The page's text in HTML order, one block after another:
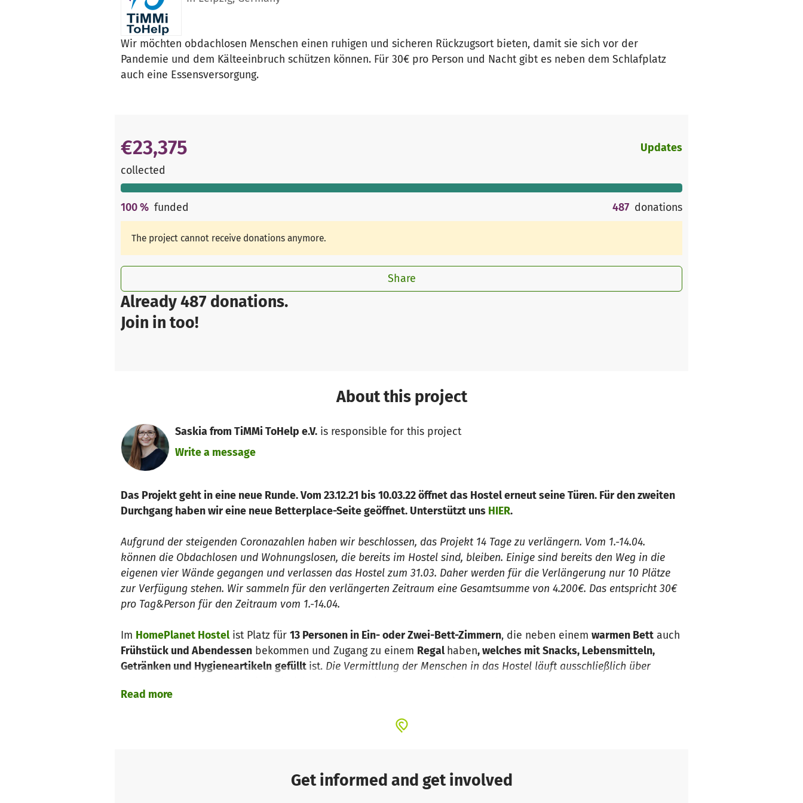
Wir möchten obdachlosen Menschen einen ruhigen und sicheren Rückzugsort bieten, damit sie sich vor der
Pandemie und dem Kälteeinbruch schützen können. Für 30€ pro Person und Nacht gibt es neben dem Schlafplatz
auch eine Essensversorgung.
Already 487 donations.
Join in too!
€23,375
collected
Updates
100% funded 487 donations
The project cannot receive donations anymore.
Share
About this project
Saskia from TiMMi ToHelp e.V.is responsible for this project
Write a message
Das Projekt geht in eine neue Runde. Vom 23.12.21 bis 10.03.22 öffnet das Hostel erneut seine Türen. Für den zweiten
Durchgang haben wir eine neue Betterplace-Seite geöffnet. Unterstützt uns HIER.
Aufgrund der steigenden Coronazahlen haben wir beschlossen, das Projekt 14 Tage zu verlängern. Vom 1.-14.04.
können die Obdachlosen und Wohnungslosen, die bereits im Hostel sind, bleiben. Einige sind bereits den Weg in die
eigenen vier Wände gegangen und verlassen das Hostel zum 31.03. Daher werden für die Verlängerung nur 10 Plätze
zur Verfügung stehen. Wir sammeln für den verlängerten Zeitraum eine Gesamtsumme von 4.200€. Das entspricht 30€
pro Tag&Person für den Zeitraum vom 1.-14.04.
Im HomePlanet Hostelist Platz für 13 Personen in Ein- oder Zwei-Bett-Zimmern, die neben einem warmen Bett auch
Frühstück und Abendessen bekommen und Zugang zu einem Regalhaben, welches mit Snacks, Lebensmitteln,
Getränken und Hygieneartikeln gefüllt ist. Die Vermittlung der Menschen in das Hostel läuft ausschließlich über
Streetworker ist derzeit noch in Planung.
die Unterbringung und Versorgung finanziell zu ermöglichen, brauchen wir eure Unterstützung. Die Übernachtung
Projektzeitraum von 45 Tagen unterzubringen und zu versorgen, werden 1.350€ benötigt. Für 13 Personen sammeln
wir daher für die Unterbringung eine Gesamtsumme von 17.550€.
Read more
Get informed and get involved